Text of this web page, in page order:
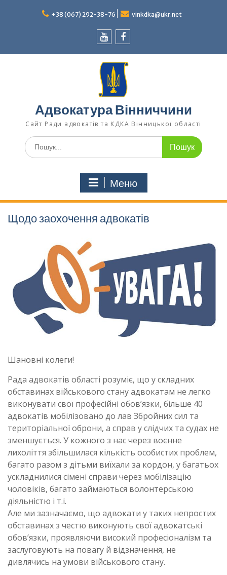
+38 (067) 292-38-76 vinkdka@ukr.net
Адвокатура Вінниччини
Сайт Ради адвокатів та КДКА Вінницької області
Шукати:
Меню
Щодо заохочення адвокатів
Шановні колеги!
Рада адвокатів області розуміє, що у складних
обставинах військового стану адвокатам не легко
виконувати свої професійні обов’язки, більше 40
адвокатів мобілізовано до лав Збройних сил та
територіальної оброни, а справ у слідчих та судах не
зменшується. У кожного з нас через воєнне
лихоліття збільшилася кількість особистих проблем,
багато разом з дітьми виїхали за кордон, у багатьох
ускладнилися сімені справи через мобілізацію
чоловіків, багато займаються волонтерською
діяльністю і т.і.
Але ми зазначаємо, що адвокати у таких непростих
обставинах з честю виконують свої адвокатські
обов’язки, проявляючи високий професіоналізм та
заслуговують на повагу й відзначення, не
дивлячись на умови військового стану.